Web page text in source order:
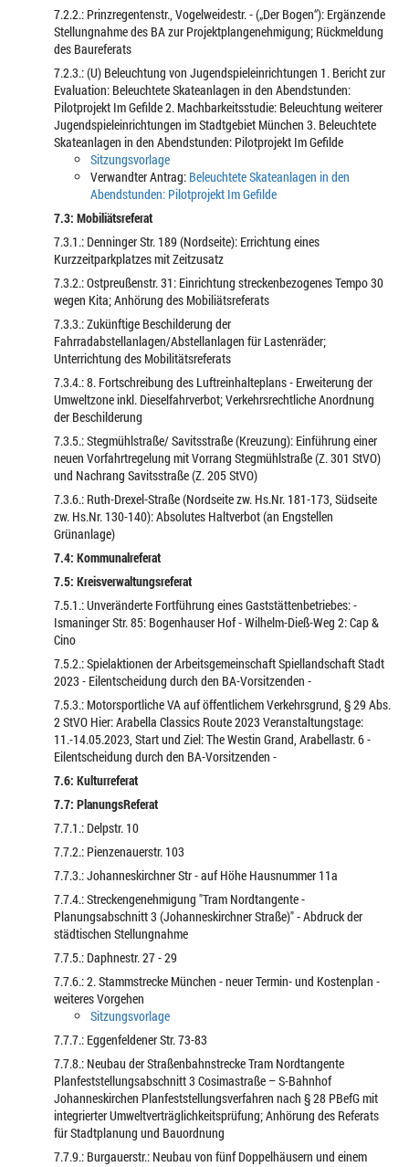
7.2.2.: Prinzregentenstr., Vogelweidestr. - („Der Bogen“): Ergänzende
Stellungnahme des BA zur Projektplangenehmigung; Rückmeldung
des Baureferats
7.2.3.: (U) Beleuchtung von Jugendspieleinrichtungen 1. Bericht zur
Evaluation: Beleuchtete Skateanlagen in den Abendstunden:
Pilotprojekt Im Gefilde 2. Machbarkeitsstudie: Beleuchtung weiterer
Jugendspieleinrichtungen im Stadtgebiet München 3. Beleuchtete
Skateanlagen in den Abendstunden: Pilotprojekt Im Gefilde
Sitzungsvorlage
Verwandter Antrag: Beleuchtete Skateanlagen in den
Abendstunden: Pilotprojekt Im Gefilde
7.3: Mobiliätsreferat
7.3.1.: Denninger Str. 189 (Nordseite): Errichtung eines
Kurzzeitparkplatzes mit Zeitzusatz
7.3.2.: Ostpreußenstr. 31: Einrichtung streckenbezogenes Tempo 30
wegen Kita; Anhörung des Mobiliätsreferats
7.3.3.: Zukünftige Beschilderung der
Fahrradabstellanlagen/Abstellanlagen für Lastenräder;
Unterrichtung des Mobilitätsreferats
7.3.4.: 8. Fortschreibung des Luftreinhalteplans - Erweiterung der
Umweltzone inkl. Dieselfahrverbot; Verkehrsrechtliche Anordnung
der Beschilderung
7.3.5.: Stegmühlstraße/ Savitsstraße (Kreuzung): Einführung einer
neuen Vorfahrtregelung mit Vorrang Stegmühlstraße (Z. 301 StVO)
und Nachrang Savitsstraße (Z. 205 StVO)
7.3.6.: Ruth-Drexel-Straße (Nordseite zw. Hs.Nr. 181-173, Südseite
zw. Hs.Nr. 130-140): Absolutes Haltverbot (an Engstellen
Grünanlage)
7.4: Kommunalreferat
7.5: Kreisverwaltungsreferat
7.5.1.: Unveränderte Fortführung eines Gaststättenbetriebes: -
Ismaninger Str. 85: Bogenhauser Hof - Wilhelm-Dieß-Weg 2: Cap &
Cino
7.5.2.: Spielaktionen der Arbeitsgemeinschaft Spiellandschaft Stadt
2023 - Eilentscheidung durch den BA-Vorsitzenden -
7.5.3.: Motorsportliche VA auf öffentlichem Verkehrsgrund, § 29 Abs.
2 StVO Hier: Arabella Classics Route 2023 Veranstaltungstage:
11.-14.05.2023, Start und Ziel: The Westin Grand, Arabellastr. 6 -
Eilentscheidung durch den BA-Vorsitzenden -
7.6: Kulturreferat
7.7: PlanungsReferat
7.7.1.: Delpstr. 10
7.7.2.: Pienzenauerstr. 103
7.7.3.: Johanneskirchner Str - auf Höhe Hausnummer 11a
7.7.4.: Streckengenehmigung "Tram Nordtangente -
Planungsabschnitt 3 (Johanneskirchner Straße)" - Abdruck der
städtischen Stellungnahme
7.7.5.: Daphnestr. 27 - 29
7.7.6.: 2. Stammstrecke München - neuer Termin- und Kostenplan -
weiteres Vorgehen
Sitzungsvorlage
7.7.7.: Eggenfeldener Str. 73-83
7.7.8.: Neubau der Straßenbahnstrecke Tram Nordtangente
Planfeststellungsabschnitt 3 Cosimastraße – S-Bahnhof
Johanneskirchen Planfeststellungsverfahren nach § 28 PBefG mit
integrierter Umweltverträglichkeitsprüfung; Anhörung des Referats
für Stadtplanung und Bauordnung
7.7.9.: Burgauerstr.: Neubau von fünf Doppelhäusern und einem